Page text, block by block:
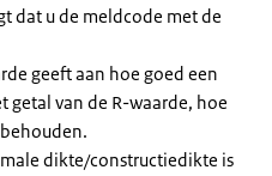
dat u de meldcode met de
geeft aan hoe goed een
getal van de R-waarde, hoe
dikte/constructiedikte is